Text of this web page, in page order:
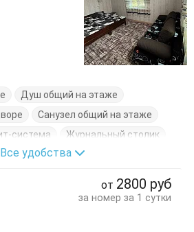
Душ общий на этаже
Санузел общий на этаже
система
Журнальный столик
односпальная
Все удобства
от 2800 руб
за номер за 1 сутки